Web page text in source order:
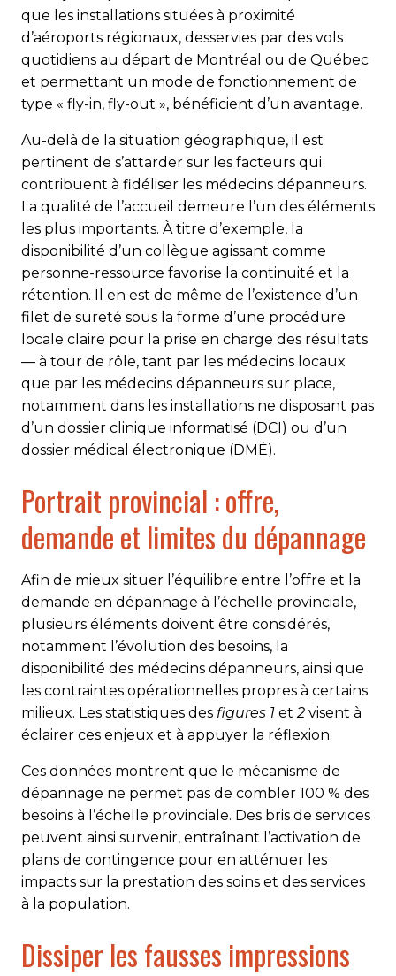
que les installations situées à proximité
d’aéroports régionaux, desservies par des vols
quotidiens au départ de Montréal ou de Québec
et permettant un mode de fonctionnement de
type « fly-in, fly-out », bénéficient d’un avantage.
Au-delà de la situation géographique, il est
pertinent de s’attarder sur les facteurs qui
contribuent à fidéliser les médecins dépanneurs.
La qualité de l’accueil demeure l’un des éléments
les plus importants. À titre d’exemple, la
disponibilité d’un collègue agissant comme
personne-ressource favorise la continuité et la
rétention. Il en est de même de l’existence d’un
filet de sureté sous la forme d’une procédure
locale claire pour la prise en charge des résultats
— à tour de rôle, tant par les médecins locaux
que par les médecins dépanneurs sur place,
notamment dans les installations ne disposant pas
d’un dossier clinique informatisé (DCI) ou d’un
dossier médical électronique (DMÉ).
Portrait provincial : offre,
demande et limites du dépannage
Afin de mieux situer l’équilibre entre l’offre et la
demande en dépannage à l’échelle provinciale,
plusieurs éléments doivent être considérés,
notamment l’évolution des besoins, la
disponibilité des médecins dépanneurs, ainsi que
les contraintes opérationnelles propres à certains
milieux. Les statistiques des figures 1 et 2 visent à
éclairer ces enjeux et à appuyer la réflexion.
Ces données montrent que le mécanisme de
dépannage ne permet pas de combler 100 % des
besoins à l’échelle provinciale. Des bris de services
peuvent ainsi survenir, entraînant l’activation de
plans de contingence pour en atténuer les
impacts sur la prestation des soins et des services
à la population.
Dissiper les fausses impressions